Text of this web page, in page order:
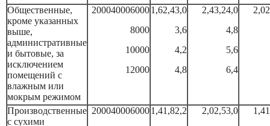
Общественные,
кроме указанных
выше,
административные
и бытовые, за
исключением
помещений с
влажным или
мокрым режимом
200040006000
8000
10000
12000
1,62,43,0
3,6
4,2
4,8
2,43,24,0
4,8
5,6
6,4
2,0
Производственные
с сухими
2000400060001,41,82,2
2,02,53,0
1,4